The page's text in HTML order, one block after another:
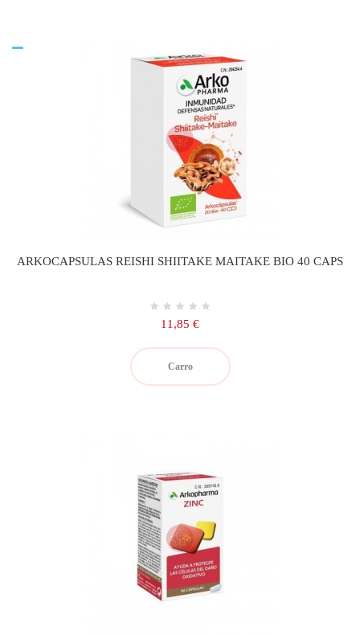
ARKOCAPSULAS REISHI SHIITAKE MAITAKE BIO 40 CAPS
Precio
11,85 €
Carro